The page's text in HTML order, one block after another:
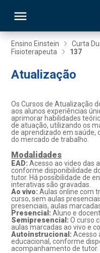
Ensino Einstein Curta
Fisioterapeuta
137
Atualização
Os Cursos de Atualização
aos alunos experiências
aprimorar habilidades
de atuação, utilizando os
de aprendizado em saúde,
do mercado de trabalho.
Modalidades
EAD:Acesso ao video das
conforme disponibilidade
tutor. Há possibilidade de
interativas são gravadas.
Ao vivo: Aulas online com
curso, sem aulas
presenciais, aulas
Presencial:Aluno e
Semipresencial:O curso
aulas marcadas ao vivo e
Autoinstrucional:Acesso
educacional, conforme
acompanhamento de tutor.